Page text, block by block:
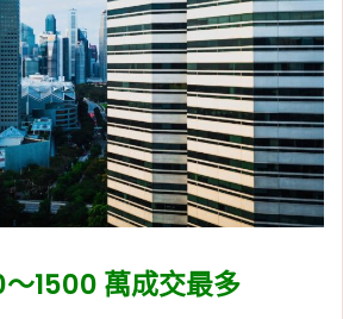
1500 萬成交最多